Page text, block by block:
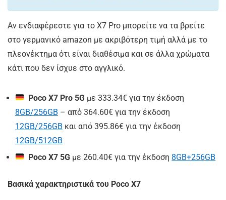
Αν ενδιαφέρεστε για το Χ7 Pro μπορείτε να τα βρείτε
στο γερμανικό amazon με ακριβότερη τιμή αλλά με το
πλεονέκτημα ότι είναι διαθέσιμα και σε άλλα χρώματα
κάτι που δεν ίσχυε στο αγγλικό.
Poco X7 Pro 5G με333.34€ για την έκδοση
8GB/256GB – από 364.60€ για την έκδοση
12GB/256GB και από 395.86€ για την έκδοση
12GB/512GB
Poco X7 5G με260.40€ για την έκδοση 8GB+256GB
Βασικά χαρακτηριστικά του Poco X7